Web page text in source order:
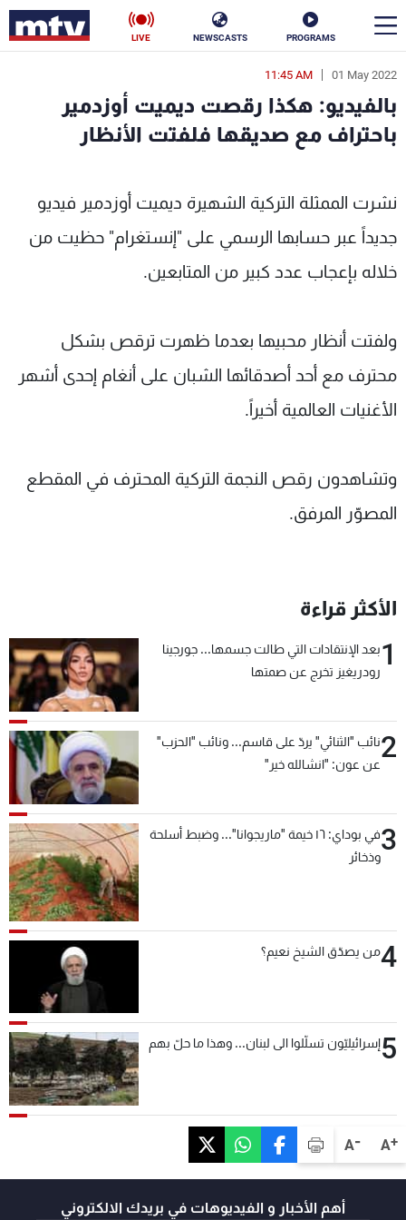
PROGRAMS
NEWSCASTS
LIVE
A+
A-
01 May 2022
11:45 AM
بالفيديو: هكذا رقصت ديميت أوزدمير
باحتراف مع صديقها فلفتت الأنظار
نشرت الممثلة التركية الشهيرة ديميت أوزدمير فيديو
جديداً عبر حسابها الرسمي على "إنستغرام" حظيت من
خلاله بإعجاب عدد كبير من المتابعين.
ولفتت أنظار محبيها بعدما ظهرت ترقص بشكل
محترف مع أحد أصدقائها الشبان على أنغام إحدى أشهر
الأغنيات العالمية أخيراً.
وتشاهدون رقص النجمة التركية المحترف في المقطع
المصوّر المرفق.
الأكثر قراءة
1بعد الإنتقادات التي طالت جسمها... جورجينا
رودريغيز تخرج عن صمتها
2نائب "الثنائي" يردّ على قاسم... ونائب "الحزب"
عن عون: "انشالله خير"
3
في بوداي: ١٦ خيمة "ماريجوانا"... وضبط أسلحة
وذخائر
4من يصدّق الشيخ نعيم؟
5إسرائيليّون تسلّلوا الى لبنان... وهذا ما حلّ بهم
أهم الأخبار و الفيديوهات في بريدك الالكتروني
en
الأخبار
إقتصاد فن
منوعات رياضة
البرامج
جدول البرامج
عن MTV